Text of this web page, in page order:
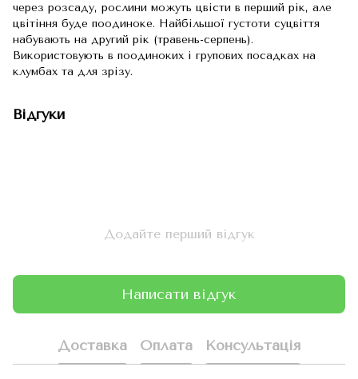
через розсаду, рослини можуть цвісти в перший рік, але
цвітіння буде поодиноке. Найбільшої густоти суцвіття
набувають на другий рік (травень-серпень).
Використовують в поодиноких і групових посадках на
клумбах та для зрізу.
Відгуки
Додайте перший відгук
Написати відгук
Доставка Оплата Консультація